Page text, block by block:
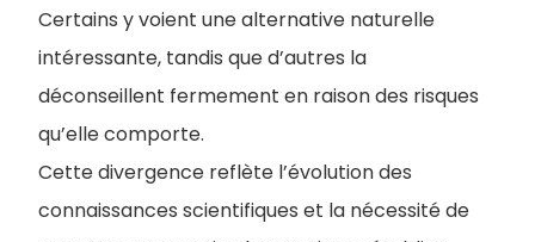
Certains y voient une alternative naturelle
intéressante, tandis que d’autres la
déconseillent fermement en raison des risques
qu’elle comporte.
Cette divergence reflète l’évolution des
connaissances scientifiques et la nécessité de